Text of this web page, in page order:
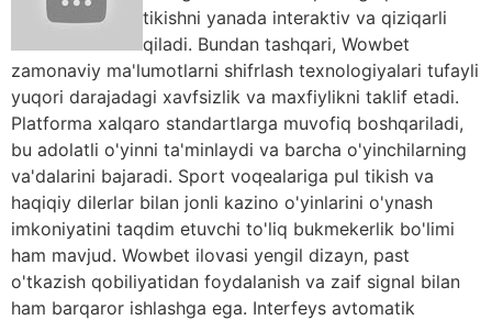
tikishni yanada interaktiv va qiziqarli
qiladi. Bundan tashqari, Wowbet
zamonaviy ma'lumotlarni shifrlash texnologiyalari tufayli
yuqori darajadagi xavfsizlik va maxfiylikni taklif etadi.
Platforma xalqaro standartlarga muvofiq boshqariladi,
bu adolatli o'yinni ta'minlaydi va barcha o'yinchilarning
va'dalarini bajaradi. Sport voqealariga pul tikish va
haqiqiy dilerlar bilan jonli kazino o'yinlarini o'ynash
imkoniyatini taqdim etuvchi to'liq bukmekerlik bo'limi
ham mavjud. Wowbet ilovasi yengil dizayn, past
o'tkazish qobiliyatidan foydalanish va zaif signal bilan
ham barqaror ishlashga ega. Interfeys avtomatik